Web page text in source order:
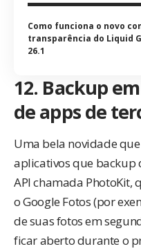
Como funciona o novo
transparência do Liquid
26.1
12. Backup
de apps de
Uma bela novidade
aplicativos que backup
API chamada
o Google Fotos (por
de suas fotos em
ficar aberto durante o